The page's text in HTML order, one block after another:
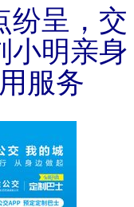
纷呈，交
小明亲身
服务